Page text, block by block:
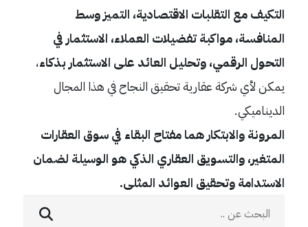
التكيف مع التقلبات الاقتصادية، التميز وسط
المنافسة، مواكبة تفضيلات العملاء، الاستثمار في
التحول الرقمي، وتحليل العائد على الاستثمار بذكاء،
يمكن لأي شركة عقارية تحقيق النجاح في هذا المجال
الديناميكي.
المرونة والابتكار هما مفتاح البقاء في سوق العقارات
المتغير، والتسويق العقاري الذكي هو الوسيلة لضمان
الاستدامة وتحقيق العوائد المثلى.